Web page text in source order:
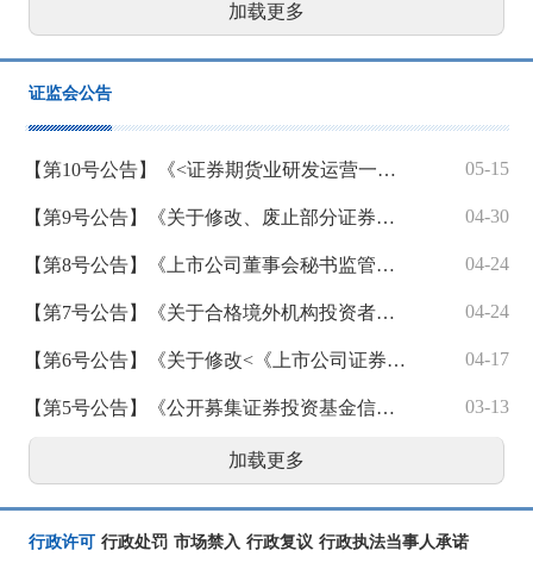
加载更多
证监会公告
【第10号公告】《<证券期货业研发运营一体化体系建设指南>等4项行业标准》 05-15
【第9号公告】《关于修改、废止部分证券期货规范性文件的决定》 04-30
【第8号公告】《上市公司董事会秘书监管规则》 04-24
【第7号公告】《关于合格境外机构投资者和人民币合格境外机构投资者参与国债期货交易的公告》 04-24
【第6号公告】《关于修改<《上市公司证券发行注册管理办法》第九条、第十条、第十一条、第十三条、第四十条、第五十七条、第六十条有关规定的适用意见——证券期货法律适用意见第18号>的决定》 04-17
【第5号公告】《公开募集证券投资基金信息披露内容与格式准则第2号—定期报告的内容与格式》 03-13
加载更多
行政许可 行政处罚 市场禁入 行政复议 行政执法当事人承诺